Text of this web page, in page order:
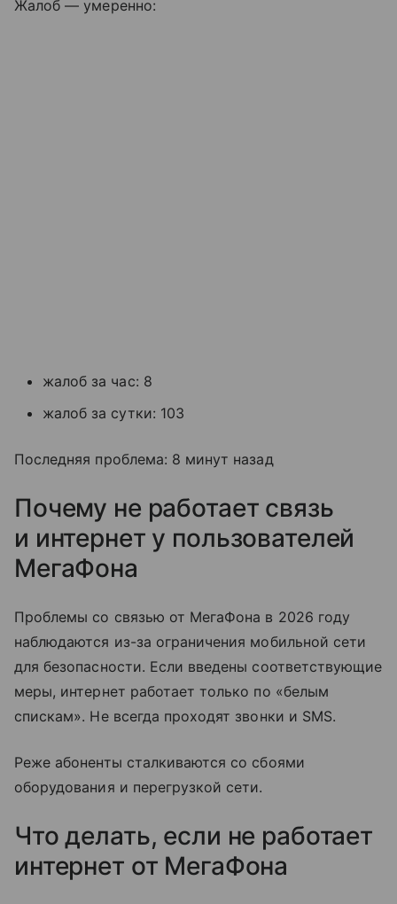
Жалоб — умеренно:
жалоб за час: 8
жалоб за сутки: 103
Последняя проблема: 8 минут назад
Почему не работает связь
и интернет у пользователей
МегаФона
Проблемы со связью от МегаФона в 2026 году
наблюдаются из-за ограничения мобильной сети
для безопасности. Если введены соответствующие
меры, интернет работает только по «белым
спискам». Не всегда проходят звонки и SMS.
Реже абоненты сталкиваются со сбоями
оборудования и перегрузкой сети.
Что делать, если не работает
интернет от МегаФона